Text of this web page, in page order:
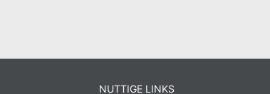
NUTTIGE LINKS